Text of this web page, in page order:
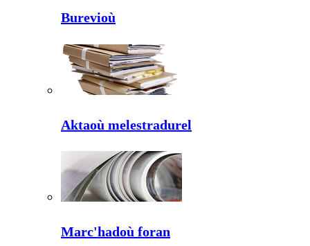
Burevioù
Aktaoù melestradurel
Marc'hadoù foran